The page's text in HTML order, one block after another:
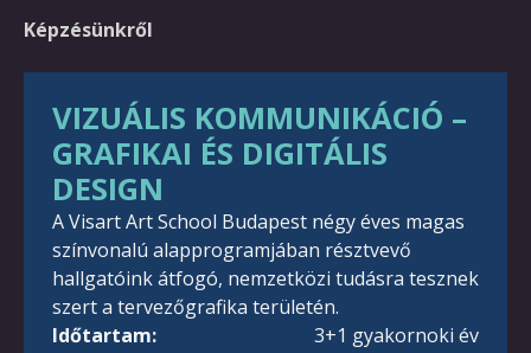
Képzésünkről
VIZUÁLIS KOMMUNIKÁCIÓ –
GRAFIKAI ÉS DIGITÁLIS
DESIGN
A Visart Art School Budapest négy éves magas
színvonalú alapprogramjában résztvevő
hallgatóink átfogó, nemzetközi tudásra tesznek
szert a tervezőgrafika területén.
Időtartam:
3+1 gyakornoki év